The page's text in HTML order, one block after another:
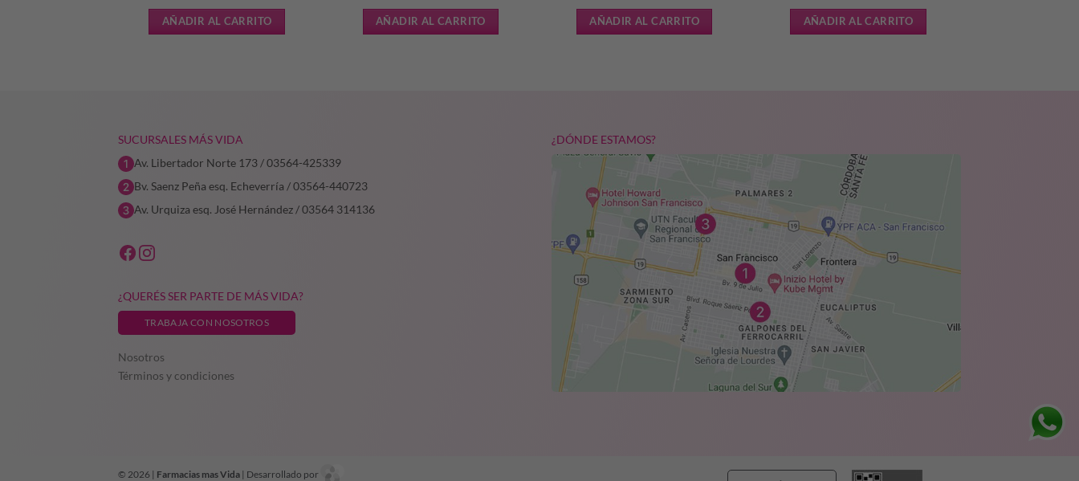
precio
original
precio
actual
AÑADIR AL CARRITO
precio
original
precio
actual
AÑADIR AL CARRITO
precio
original
precio
actual
AÑADIR AL CARRITO AÑADIR AL CARRITO
SUCURSALES MÁS VIDA
Av. Libertador Norte 173 / 03564-425339
Bv. Saenz Peña esq. Echeverría / 03564-440723
Av. Urquiza esq. José Hernández / 03564 314136
¿QUERÉS SER PARTE DE MÁS VIDA?
TRABAJA CON NOSOTROS
Nosotros
Términos y condiciones
¿DÓNDE ESTAMOS?
© 2026 | Farmacias mas Vida | Desarrollado por